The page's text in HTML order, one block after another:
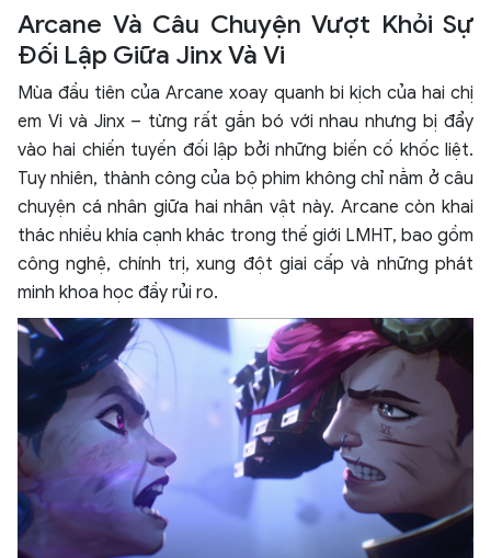
Arcane Và Câu Chuyện Vượt Khỏi Sự
Đối Lập Giữa Jinx Và Vi
Mùa đầu tiên của Arcane xoay quanh bi kịch của hai chị
em Vi và Jinx – từng rất gắn bó với nhau nhưng bị đẩy
vào hai chiến tuyến đối lập bởi những biến cố khốc liệt.
Tuy nhiên, thành công của bộ phim không chỉ nằm ở câu
chuyện cá nhân giữa hai nhân vật này. Arcane còn khai
thác nhiều khía cạnh khác trong thế giới LMHT, bao gồm
công nghệ, chính trị, xung đột giai cấp và những phát
minh khoa học đầy rủi ro.